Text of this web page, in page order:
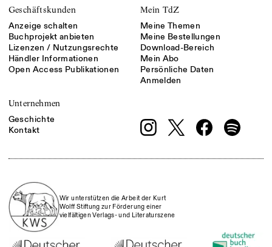
Geschäftskunden
Anzeige schalten
Buchprojekt anbieten
Lizenzen / Nutzungsrechte
Händler Informationen
Open Access Publikationen
Mein TdZ
Meine Themen
Meine Bestellungen
Download-Bereich
Mein Abo
Persönliche Daten
Anmelden
Unternehmen
Geschichte
Kontakt
Wir unterstützen die Arbeit der Kurt
Wolff Stiftung zur Förderung einer
vielfältigen Verlags- und Literaturszene